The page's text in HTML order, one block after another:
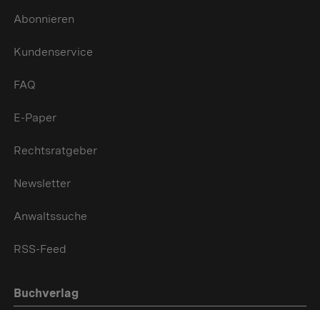
Abonnieren
Kundenservice
FAQ
E-Paper
Rechtsratgeber
Newsletter
Anwaltssuche
RSS-Feed
Buchverlag